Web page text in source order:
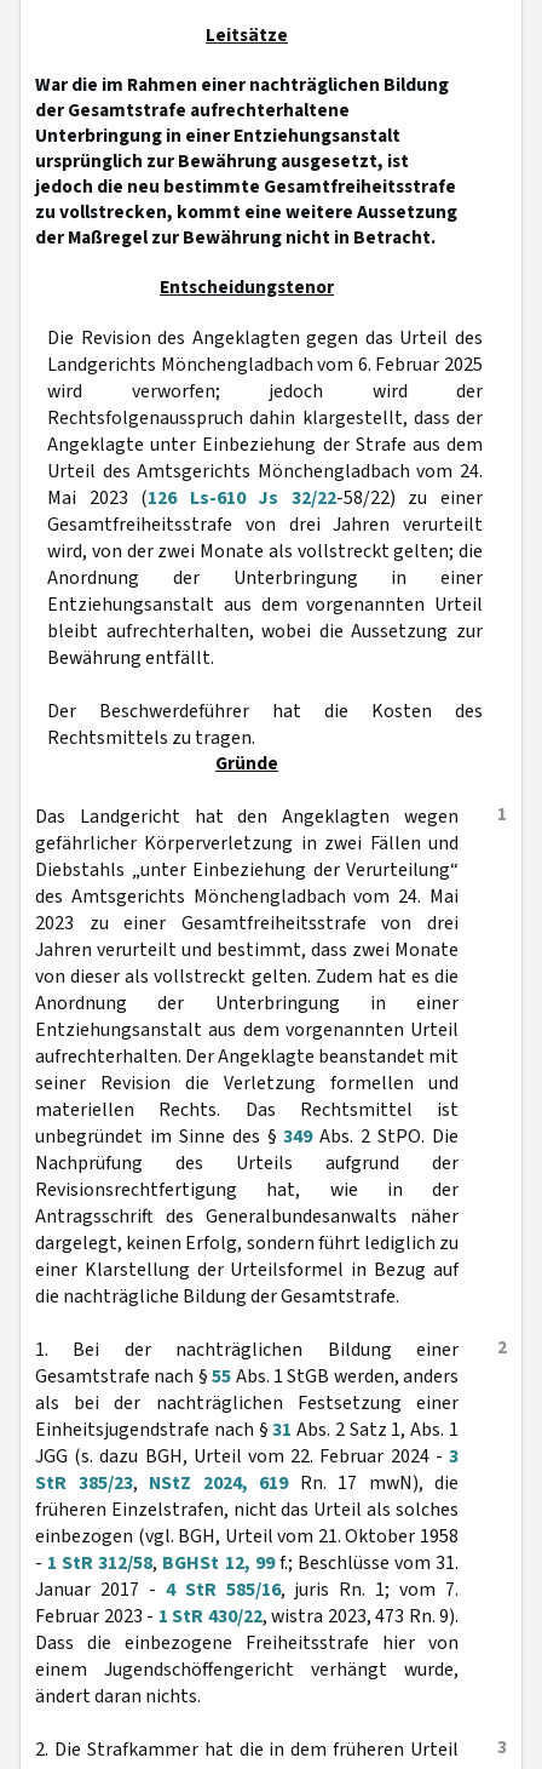
Leitsätze
War die im Rahmen einer nachträglichen Bildung
der Gesamtstrafe aufrechterhaltene
Unterbringung in einer Entziehungsanstalt
ursprünglich zur Bewährung ausgesetzt, ist
jedoch die neu bestimmte Gesamtfreiheitsstrafe
zu vollstrecken, kommt eine weitere Aussetzung
der Maßregel zur Bewährung nicht in Betracht.
Entscheidungstenor
Die Revision des Angeklagten gegen das Urteil des
Landgerichts Mönchengladbach vom 6. Februar 2025
wird verworfen; jedoch wird der
Rechtsfolgenausspruch dahin klargestellt, dass der
Angeklagte unter Einbeziehung der Strafe aus dem
Urteil des Amtsgerichts Mönchengladbach vom 24.
Mai 2023 (126 Ls-610 Js 32/22-58/22) zu einer
Gesamtfreiheitsstrafe von drei Jahren verurteilt
wird, von der zwei Monate als vollstreckt gelten; die
Anordnung der Unterbringung in einer
Entziehungsanstalt aus dem vorgenannten Urteil
bleibt aufrechterhalten, wobei die Aussetzung zur
Bewährung entfällt.
Der Beschwerdeführer hat die Kosten des
Rechtsmittels zu tragen.
Gründe
1
Das Landgericht hat den Angeklagten wegen
gefährlicher Körperverletzung in zwei Fällen und
Diebstahls „unter Einbeziehung der Verurteilung“
des Amtsgerichts Mönchengladbach vom 24. Mai
2023 zu einer Gesamtfreiheitsstrafe von drei
Jahren verurteilt und bestimmt, dass zwei Monate
von dieser als vollstreckt gelten. Zudem hat es die
Anordnung der Unterbringung in einer
Entziehungsanstalt aus dem vorgenannten Urteil
aufrechterhalten. Der Angeklagte beanstandet mit
seiner Revision die Verletzung formellen und
materiellen Rechts. Das Rechtsmittel ist
unbegründet im Sinne des §349Abs. 2 StPO. Die
Nachprüfung des Urteils aufgrund der
Revisionsrechtfertigung hat, wie in der
Antragsschrift des Generalbundesanwalts näher
dargelegt, keinen Erfolg, sondern führt lediglich zu
einer Klarstellung der Urteilsformel in Bezug auf
die nachträgliche Bildung der Gesamtstrafe.
2
1. Bei der nachträglichen Bildung einer
Gesamtstrafe nach §55Abs. 1 StGB werden, anders
als bei der nachträglichen Festsetzung einer
Einheitsjugendstrafe nach §31 Abs. 2 Satz 1, Abs. 1
JGG (s. dazu BGH, Urteil vom 22. Februar 2024 - 3
StR 385/23, NStZ 2024, 619Rn. 17 mwN), die
früheren Einzelstrafen, nicht das Urteil als solches
einbezogen (vgl. BGH, Urteil vom 21. Oktober 1958
- 1 StR 312/58, BGHSt 12, 99f.; Beschlüsse vom 31.
Januar 2017 - 4 StR 585/16, juris Rn. 1; vom 7.
Februar 2023 - 1 StR 430/22, wistra 2023, 473 Rn. 9).
Dass die einbezogene Freiheitsstrafe hier von
einem Jugendschöffengericht verhängt wurde,
ändert daran nichts.
3
2. Die Strafkammer hat die in dem früheren Urteil